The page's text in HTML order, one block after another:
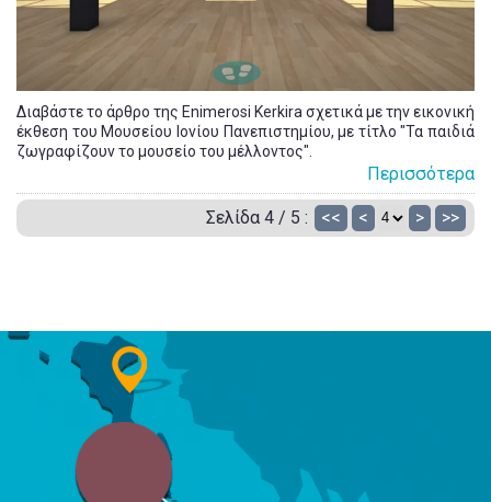
Διαβάστε το άρθρο της Enimerosi Kerkira σχετικά με την εικονική
έκθεση του Μουσείου Ιονίου Πανεπιστημίου, με τίτλο "Τα παιδιά
ζωγραφίζουν το μουσείο του μέλλοντος".
Περισσότερα
Σελίδα 4 / 5 : << < > >>